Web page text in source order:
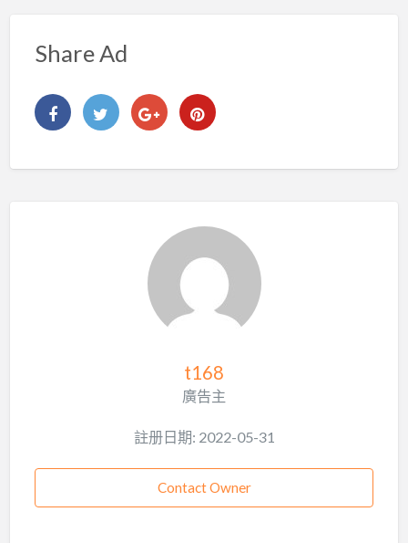
Share Ad
t168
廣告主
註册日期: 2022-05-31
Contact Owner